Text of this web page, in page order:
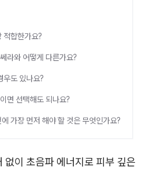
적합한가요?
라와 어떻게 다른가요?
우도 있나요?
면 선택해도 되나요?
가장 먼저 해야 할 것은 무엇인가요?
없이 초음파 에너지로 피부 깊은